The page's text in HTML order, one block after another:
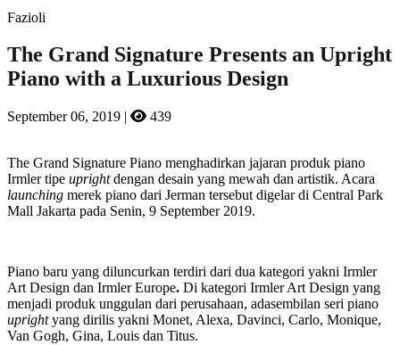
Fazioli
The Grand Signature Presents an Upright
Piano with a Luxurious Design
September 06, 2019 | 439
The Grand Signature Piano menghadirkan jajaran produk piano
Irmler tipe uprightdengan desain yang mewah dan artistik. Acara
launching merek piano dari Jerman tersebut digelar di Central Park
Mall Jakarta pada Senin, 9 September 2019.
Piano baru yang diluncurkan terdiri dari dua kategori yakni Irmler
Art Design dan Irmler Europe. Di kategori Irmler Art Design yang
menjadi produk unggulan dari perusahaan, adasembilan seri piano
uprightyang dirilis yakni Monet, Alexa, Davinci, Carlo, Monique,
Van Gogh, Gina, Louis dan Titus.